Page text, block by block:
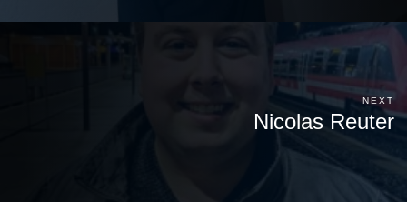
NEXT
Nicolas Reuter